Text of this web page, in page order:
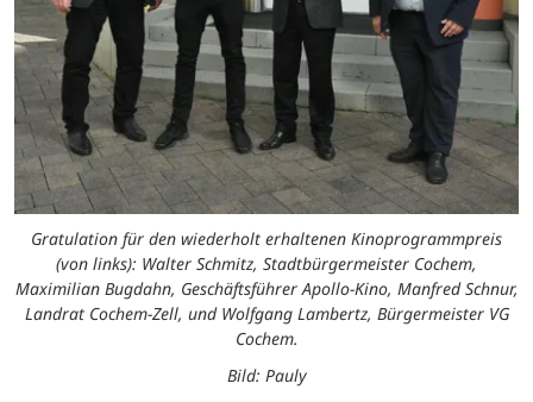
Gratulation für den wiederholt erhaltenen Kinoprogrammpreis
(von links): Walter Schmitz, Stadtbürgermeister Cochem,
Maximilian Bugdahn, Geschäftsführer Apollo-Kino, Manfred Schnur,
Landrat Cochem-Zell, und Wolfgang Lambertz, Bürgermeister VG
Cochem.
Bild: Pauly